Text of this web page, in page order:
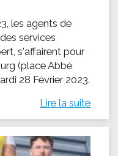
les agents de
services
s'affairent pour
(place Abbé
28 Février 2023.
Lire la suite